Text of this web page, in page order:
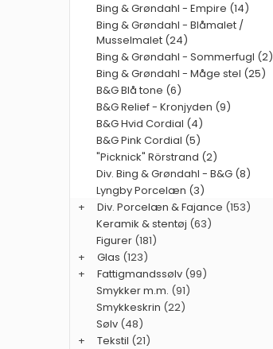
Bing & Grøndahl - Empire (14)
Bing & Grøndahl - Blåmalet /
Musselmalet (24)
Bing & Grøndahl - Sommerfugl (2)
Bing & Grøndahl - Måge stel (25)
B&G Blå tone (6)
B&G Relief - Kronjyden (9)
B&G Hvid Cordial (4)
B&G Pink Cordial (5)
"Picknick" Rörstrand (2)
Div. Bing & Grøndahl - B&G (8)
Lyngby Porcelæn (3)
+
Div. Porcelæn & Fajance (153)
Keramik & stentøj (63)
Figurer (181)
+
Glas (123)
+
Fattigmandssølv (99)
Smykker m.m. (91)
Smykkeskrin (22)
Sølv (48)
+
Tekstil (21)